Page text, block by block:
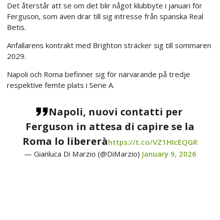
Det återstår att se om det blir något klubbyte i januari för
Ferguson, som även drar till sig intresse från spanska Real
Betis.
Anfallarens kontrakt med Brighton sträcker sig till sommaren
2029.
Napoli och Roma befinner sig för närvarande på tredje
respektive femte plats i Serie A.
Napoli, nuovi contatti per
Ferguson in attesa di capire se la
Roma lo libereràhttps://t.co/VZ1HIcEQGR
— Gianluca Di Marzio (@DiMarzio) January 9, 2026